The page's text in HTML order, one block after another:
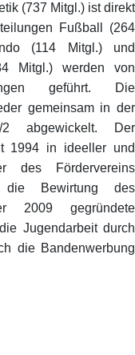
(737 Mitgl.) ist direkt
Fußball (264
(114 Mitgl.) und
Mitgl.) werden von
geführt. Die
gemeinsam in der
abgewickelt. Der
1994 in ideeller und
des Fördervereins
die Bewirtung des
2009 gegründete
Jugendarbeit durch
die Bandenwerbung